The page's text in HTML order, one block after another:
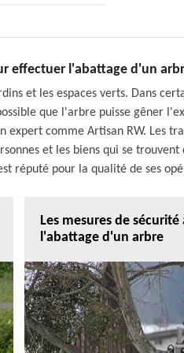
effectuer l'abattage d'un
et les espaces verts. Dans
que l'arbre puisse gêner
comme Artisan RW. Les
et les biens qui se trouvent
réputé pour la qualité de ses
Les mesures de
l'abattage d'un arbre